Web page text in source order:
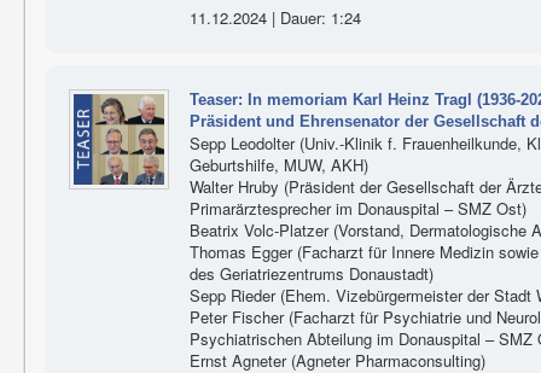
11.12.2024 | Dauer: 1:24
Teaser: In memoriam Karl Heinz Tragl (1936-
Präsident und Ehrensenator der Gesellschaft
Sepp Leodolter (Univ.-Klinik f. Frauenheilkunde,
Geburtshilfe, MUW, AKH)
Walter Hruby (Präsident der Gesellschaft der
Primarärztesprecher im Donauspital – SMZ Ost)
Beatrix Volc-Platzer (Vorstand, Dermatologische
Thomas Egger (Facharzt für Innere Medizin
des Geriatriezentrums Donaustadt)
Sepp Rieder (Ehem. Vizebürgermeister der Stadt
Peter Fischer (Facharzt für Psychiatrie und
Psychiatrischen Abteilung im Donauspital – SMZ
Ernst Agneter (Agneter Pharmaconsulting)